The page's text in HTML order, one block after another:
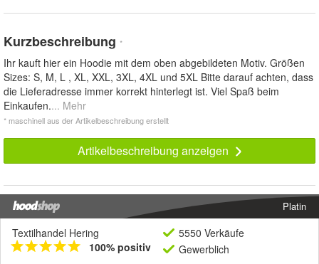
Kurzbeschreibung *
Ihr kauft hier ein Hoodie mit dem oben abgebildeten Motiv. Größen
Sizes: S, M, L , XL, XXL, 3XL, 4XL und 5XL Bitte darauf achten, dass
die Lieferadresse immer korrekt hinterlegt ist. Viel Spaß beim
Einkaufen.... Mehr
* maschinell aus der Artikelbeschreibung erstellt
Artikelbeschreibung anzeigen
Platin
Textilhandel Hering
100% positiv
5550 Verkäufe
Gewerblich